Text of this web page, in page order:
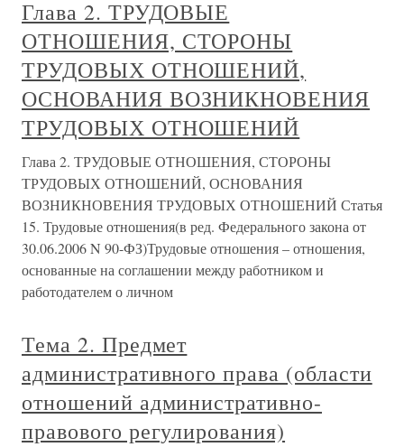
Глава 2. ТРУДОВЫЕ
ОТНОШЕНИЯ, СТОРОНЫ
ТРУДОВЫХ ОТНОШЕНИЙ,
ОСНОВАНИЯ ВОЗНИКНОВЕНИЯ
ТРУДОВЫХ ОТНОШЕНИЙ
Глава 2. ТРУДОВЫЕ ОТНОШЕНИЯ, СТОРОНЫ
ТРУДОВЫХ ОТНОШЕНИЙ, ОСНОВАНИЯ
ВОЗНИКНОВЕНИЯ ТРУДОВЫХ ОТНОШЕНИЙ Статья
15. Трудовые отношения(в ред. Федерального закона от
30.06.2006 N 90-ФЗ)Трудовые отношения – отношения,
основанные на соглашении между работником и
работодателем о личном
Тема 2. Предмет
административного права (области
отношений административно-
правового регулирования)